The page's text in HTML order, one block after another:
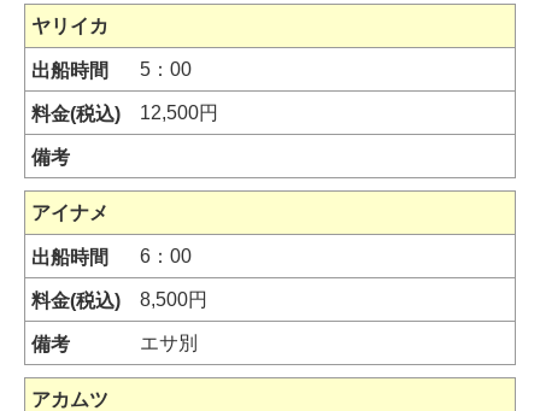
ヤリイカ
5：00
12,500円
アイナメ
6：00
8,500円
エサ別
アカムツ